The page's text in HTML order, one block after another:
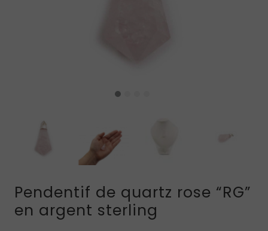
Pendentif de quartz rose “RG”
en argent sterling